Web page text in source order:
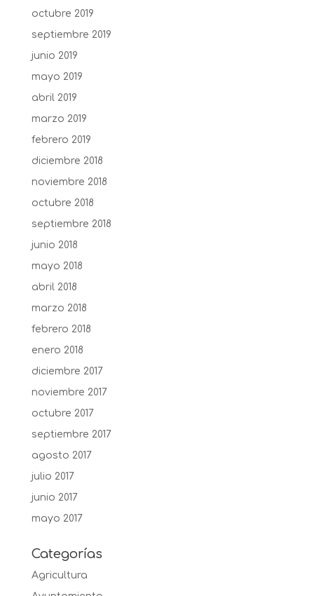
octubre 2019
septiembre 2019
junio 2019
mayo 2019
abril 2019
marzo 2019
febrero 2019
diciembre 2018
noviembre 2018
octubre 2018
septiembre 2018
junio 2018
mayo 2018
abril 2018
marzo 2018
febrero 2018
enero 2018
diciembre 2017
noviembre 2017
octubre 2017
septiembre 2017
agosto 2017
julio 2017
junio 2017
mayo 2017
Categorías
Agricultura